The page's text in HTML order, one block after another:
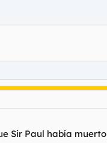
Sir Paul había